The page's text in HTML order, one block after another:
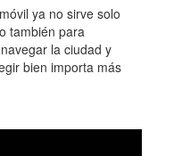
ya no sirve solo
también para
la ciudad y
bien importa más